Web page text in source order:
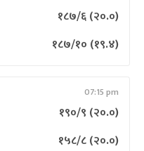
१८७/६(२०.०)
१८७/१० (१९.४)
07:15 pm
१९०/९ (२०.०)
१५८/८(२०.०)